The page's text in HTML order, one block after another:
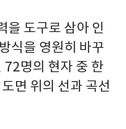
을 도구로 삼아 인
식을 영원히 바꾸
72명의 현자 중 한
면 위의 선과 곡선